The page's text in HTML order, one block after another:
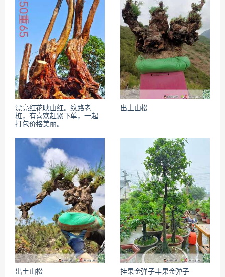
漂亮红花映山红。纹路老
桩，有喜欢赶紧下单，一起
打包价格美丽。
出土山松
出土山松 挂果金弹子丰果金弹子